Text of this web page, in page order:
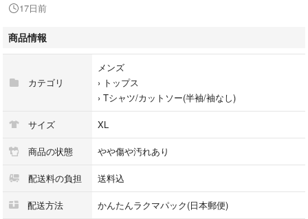
※素人採寸のため多少の誤差はご了承ください。
※着画は受付けておりません。
【カラー】
※シミ、白っぽく色褪せあり
【商品について】
Tシャツは夏の主役。1枚で決まるロゴ、グラフィック、シルエットが魅力
です。
17日前
商品情報
カテゴリ
メンズ
› トップス
› Tシャツ/カットソー(半袖/袖なし)
サイズ XL
商品の状態 やや傷や汚れあり
配送料の負担 送料込
配送方法 かんたんラクマパック(日本郵便)